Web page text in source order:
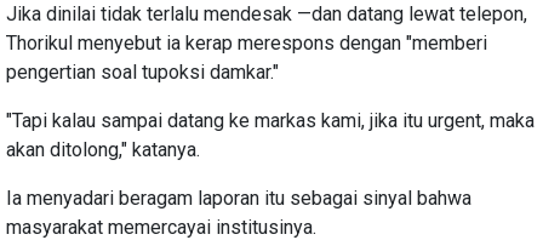
Jika dinilai tidak terlalu mendesak —dan datang lewat telepon,
Thorikul menyebut ia kerap merespons dengan "memberi
pengertian soal tupoksi damkar."
"Tapi kalau sampai datang ke markas kami, jika itu urgent, maka
akan ditolong," katanya.
Ia menyadari beragam laporan itu sebagai sinyal bahwa
masyarakat memercayai institusinya.